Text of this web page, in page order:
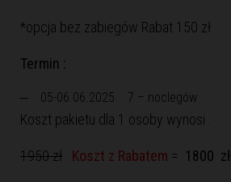
*opcja bez zabiegów Rabat 150 zł
Termin :
05-06.06.2025 7 – noclegów
Koszt pakietu dla 1 osoby wynosi :
1950 zł Koszt z Rabatem = 1800 zł